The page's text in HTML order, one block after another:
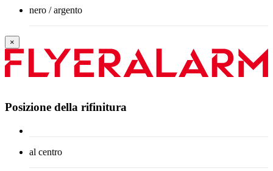
nero / argento
×
Posizione della rifinitura
al centro